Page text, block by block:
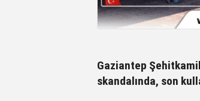
Gaziantep
skandalında, son